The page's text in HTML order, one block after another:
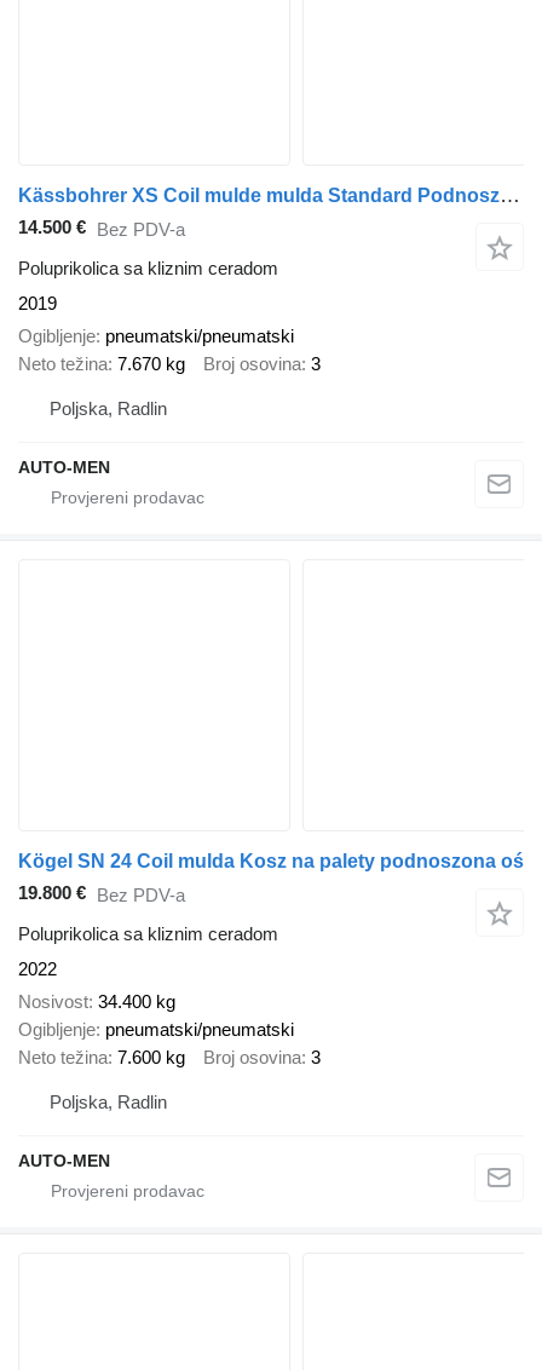
Kässbohrer XS Coil mulde mulda Standard Podnoszony Varios dach 3 wysokości
14.500 € Bez PDV-a
Poluprikolica sa kliznim ceradom
2019
Ogibljenje pneumatski/pneumatski
Neto težina 7.670 kg Broj osovina 3
Poljska, Radlin
AUTO-MEN
Kögel SN 24 Coil mulda Kosz na palety podnoszona oś
19.800 € Bez PDV-a
Poluprikolica sa kliznim ceradom
2022
Nosivost 34.400 kg
Ogibljenje pneumatski/pneumatski
Neto težina 7.600 kg Broj osovina 3
Poljska, Radlin
AUTO-MEN